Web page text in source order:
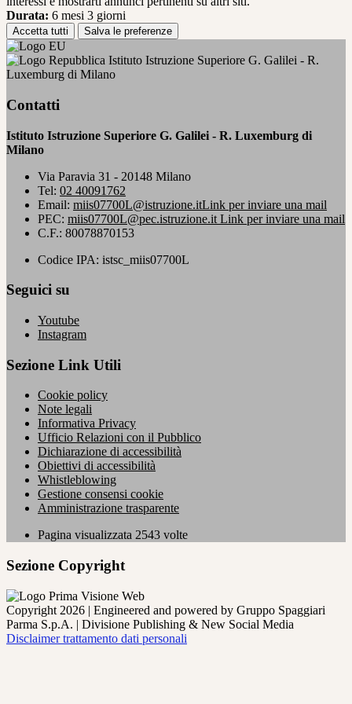
Durata: 6 mesi 3 giorni
Accetta tutti Salva le preferenze
Istituto Istruzione Superiore G. Galilei - R.
Luxemburg di Milano
Contatti
Istituto Istruzione Superiore G. Galilei - R. Luxemburg di
Milano
Via Paravia 31 - 20148 Milano
Tel: 02 40091762
Email: miis07700L@istruzione.itLink per inviare una mail
PEC: miis07700L@pec.istruzione.it Link per inviare una mail
C.F.: 80078870153
Codice IPA: istsc_miis07700L
Seguici su
Youtube
Instagram
Sezione Link Utili
Cookie policy
Note legali
Informativa Privacy
Ufficio Relazioni con il Pubblico
Dichiarazione di accessibilità
Obiettivi di accessibilità
Whistleblowing
Gestione consensi cookie
Amministrazione trasparente
Pagina visualizzata 2543 volte
Sezione Copyright
Copyright 2026 | Engineered and powered by Gruppo Spaggiari
Parma S.p.A. | Divisione Publishing & New Social Media
Disclaimer trattamento dati personali